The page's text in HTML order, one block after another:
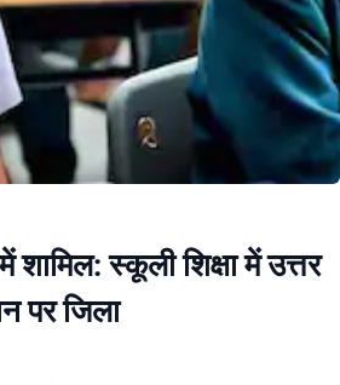
शामिल: स्कूली शिक्षा में उत्तर
पर जिला